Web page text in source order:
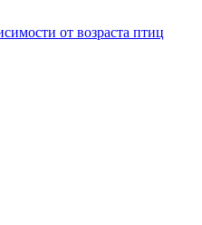
от возраста птиц